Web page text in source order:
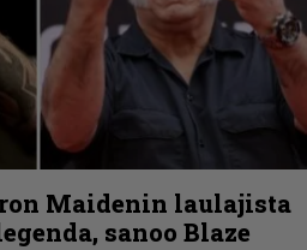
Maidenin laulajista
sanoo Blaze